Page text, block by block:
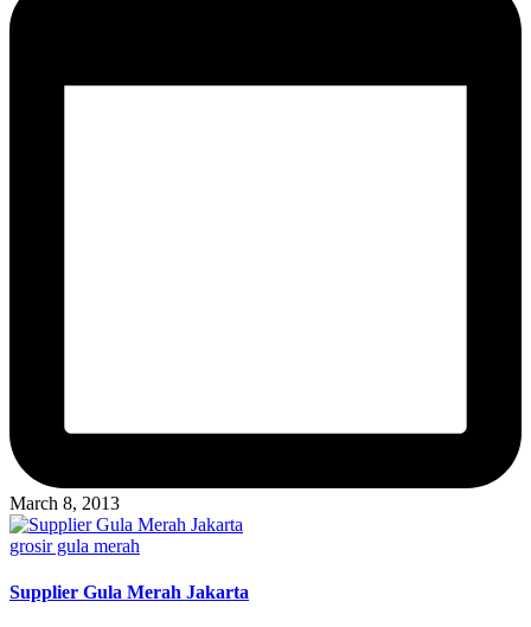
March 8, 2013
Posted
grosir gula merah
Supplier Gula Merah Jakarta